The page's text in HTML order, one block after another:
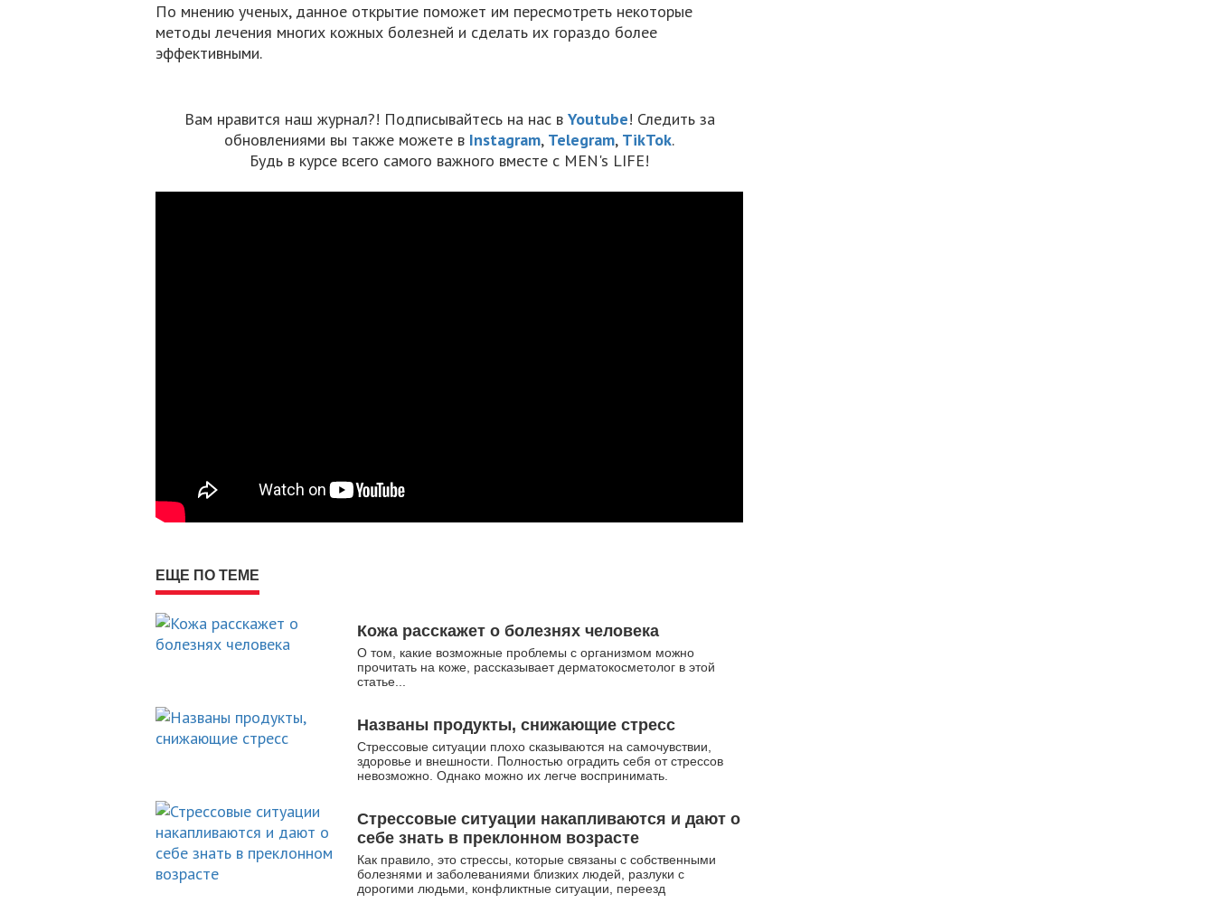
По мнению ученых, данное открытие поможет им пересмотреть некоторые
методы лечения многих кожных болезней и сделать их гораздо более
эффективными.
Вам нравится наш журнал?! Подписывайтесь на нас в Youtube! Следить за
обновлениями вы также можете в Instagram, Telegram, TikTok.
Будь в курсе всего самого важного вместе с MEN's LIFE!
ЕЩЕ ПО ТЕМЕ
Кожа расскажет о болезнях человека
О том, какие возможные проблемы с организмом можно
прочитать на коже, рассказывает дерматокосметолог в этой
статье...
Названы продукты, снижающие стресс
Стрессовые ситуации плохо сказываются на самочувствии,
здоровье и внешности. Полностью оградить себя от стрессов
невозможно. Однако можно их легче воспринимать.
Стрессовые ситуации накапливаются и дают о
себе знать в преклонном возрасте
Как правило, это стрессы, которые связаны с собственными
болезнями и заболеваниями близких людей, разлуки с
дорогими людьми, конфликтные ситуации, переезд